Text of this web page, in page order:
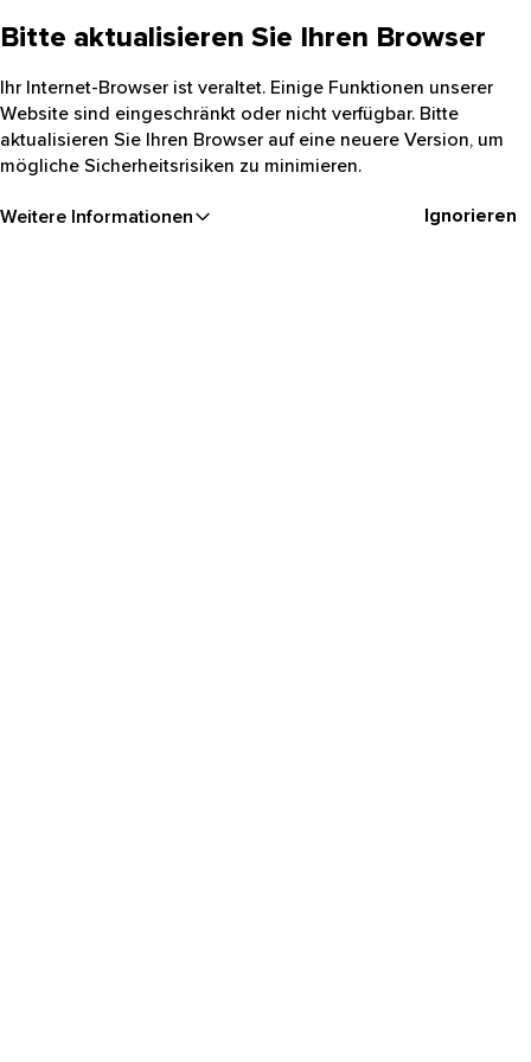
Bitte aktualisieren Sie Ihren Browser
Ihr Internet-Browser ist veraltet. Einige Funktionen unserer
Website sind eingeschränkt oder nicht verfügbar. Bitte
aktualisieren Sie Ihren Browser auf eine neuere Version, um
mögliche Sicherheitsrisiken zu minimieren.
Weitere Informationen Ignorieren